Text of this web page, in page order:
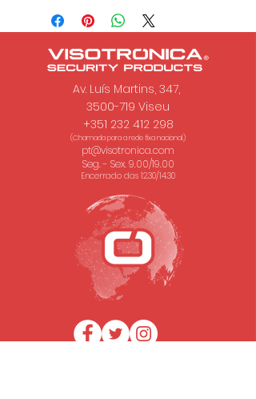
Av. Luís Martins, 347,
3500-719 Viseu
+351 232 412 298
(Chamada para a rede fixa nacional.)
pt@visotronica.com
Seg. - Sex. 9.00/19.00
Encerrado das 12.30/14.30